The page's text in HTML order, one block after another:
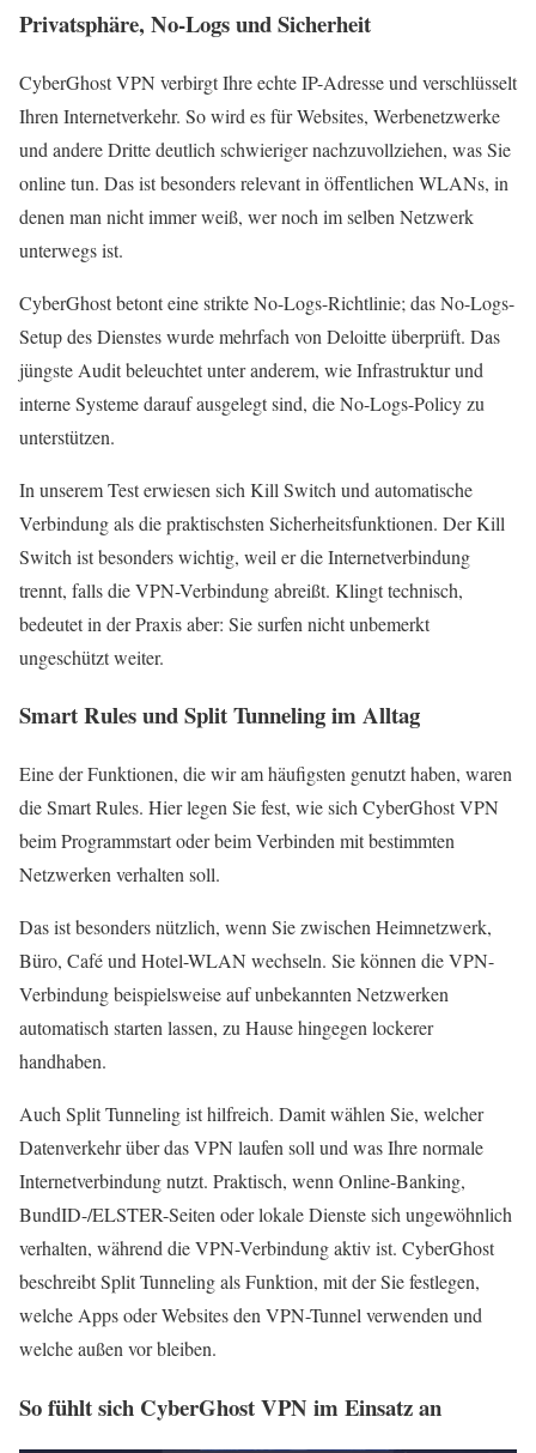
Privatsphäre, No-Logs und Sicherheit
CyberGhost VPN verbirgt Ihre echte IP-Adresse und verschlüsselt
Ihren Internetverkehr. So wird es für Websites, Werbenetzwerke
und andere Dritte deutlich schwieriger nachzuvollziehen, was Sie
online tun. Das ist besonders relevant in öffentlichen WLANs, in
denen man nicht immer weiß, wer noch im selben Netzwerk
unterwegs ist.
CyberGhost betont eine strikte No-Logs-Richtlinie; das No-Logs-
Setup des Dienstes wurde mehrfach von Deloitte überprüft. Das
jüngste Audit beleuchtet unter anderem, wie Infrastruktur und
interne Systeme darauf ausgelegt sind, die No-Logs-Policy zu
unterstützen.
In unserem Test erwiesen sich Kill Switch und automatische
Verbindung als die praktischsten Sicherheitsfunktionen. Der Kill
Switch ist besonders wichtig, weil er die Internetverbindung
trennt, falls die VPN-Verbindung abreißt. Klingt technisch,
bedeutet in der Praxis aber: Sie surfen nicht unbemerkt
ungeschützt weiter.
Smart Rules und Split Tunneling im Alltag
Eine der Funktionen, die wir am häufigsten genutzt haben, waren
die Smart Rules. Hier legen Sie fest, wie sich CyberGhost VPN
beim Programmstart oder beim Verbinden mit bestimmten
Netzwerken verhalten soll.
Das ist besonders nützlich, wenn Sie zwischen Heimnetzwerk,
Büro, Café und Hotel-WLAN wechseln. Sie können die VPN-
Verbindung beispielsweise auf unbekannten Netzwerken
automatisch starten lassen, zu Hause hingegen lockerer
handhaben.
Auch Split Tunneling ist hilfreich. Damit wählen Sie, welcher
Datenverkehr über das VPN laufen soll und was Ihre normale
Internetverbindung nutzt. Praktisch, wenn Online-Banking,
BundID-/ELSTER-Seiten oder lokale Dienste sich ungewöhnlich
verhalten, während die VPN-Verbindung aktiv ist. CyberGhost
beschreibt Split Tunneling als Funktion, mit der Sie festlegen,
welche Apps oder Websites den VPN-Tunnel verwenden und
welche außen vor bleiben.
So fühlt sich CyberGhost VPN im Einsatz an